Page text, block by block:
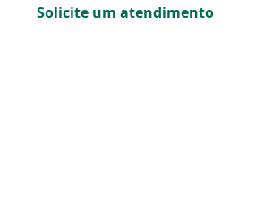
Solicite um atendimento